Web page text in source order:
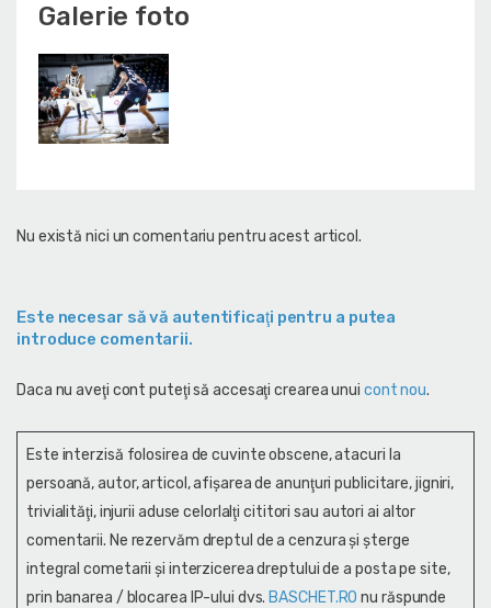
Galerie foto
Nu există nici un comentariu pentru acest articol.
Este necesar să vă autentificaţi pentru a putea
introduce comentarii.
Daca nu aveţi cont puteţi să accesaţi crearea unui cont nou.
Este interzisă folosirea de cuvinte obscene, atacuri la
persoană, autor, articol, afişarea de anunţuri publicitare, jigniri,
trivialităţi, injurii aduse celorlalţi cititori sau autori ai altor
comentarii. Ne rezervăm dreptul de a cenzura și şterge
integral cometarii și interzicerea dreptului de a posta pe site,
prin banarea / blocarea IP-ului dvs. BASCHET.RO nu răspunde